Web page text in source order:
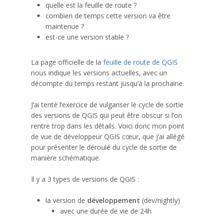
quelle est la feuille de route ?
combien de temps cette version va être
maintenue ?
est-ce une version stable ?
La page officielle de la feuille de route de QGIS
nous indique les versions actuelles, avec un
décompte du temps restant jusqu’à la prochaine.
J’ai tenté l’exercice de vulgariser le cycle de sortie
des versions de QGIS qui peut être obscur si l’on
rentre trop dans les détails. Voici donc mon point
de vue de développeur QGIS cœur, que j’ai allégé
pour présenter le déroulé du cycle de sortie de
manière schématique.
Il y a 3 types de versions de QGIS :
la version de développement (dev/nightly)
avec une durée de vie de 24h